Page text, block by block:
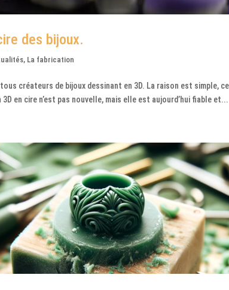
des bijoux.
, La fabrication
tous créateurs de bijoux dessinant en 3D. La raison est
en cire n’est pas nouvelle, mais elle est aujourd’hui fiable et...